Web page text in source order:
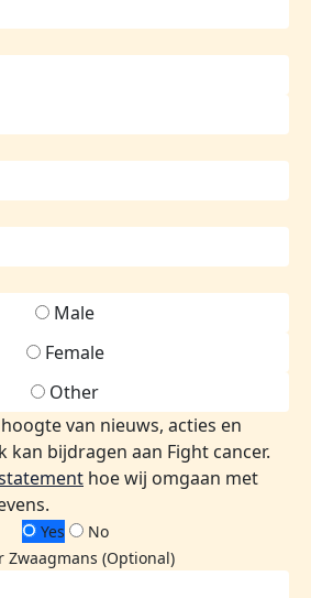
Male
Female
Other
van nieuws, acties en
kan bijdragen aan Fight cancer.
hoe wij omgaan met
Yes
No
Zwaagmans (Optional)